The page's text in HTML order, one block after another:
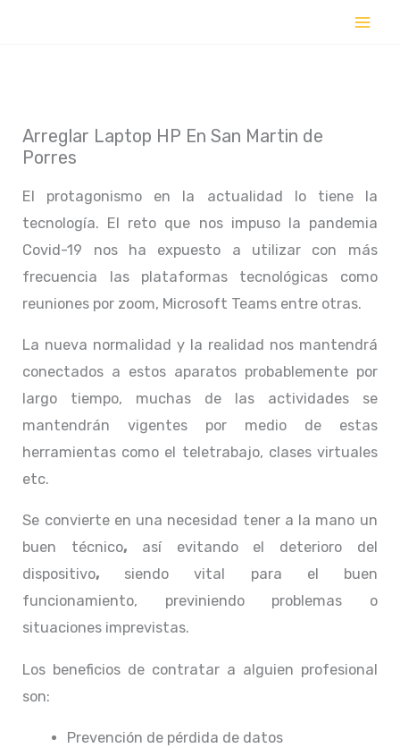
Arreglar Laptop HP En San Martin de
Porres
El protagonismo en la actualidad lo tiene la
tecnología. El reto que nos impuso la pandemia
Covid-19 nos ha expuesto a utilizar con más
frecuencia las plataformas tecnológicas como
reuniones por zoom, Microsoft Teams entre otras.
La nueva normalidad y la realidad nos mantendrá
conectados a estos aparatos probablemente por
largo tiempo, muchas de las actividades se
mantendrán vigentes por medio de estas
herramientas como el teletrabajo, clases virtuales
etc.
Se convierte en una necesidad tener a la mano un
buen técnico, así evitando el deterioro del
dispositivo, siendo vital para el buen
funcionamiento, previniendo problemas o
situaciones imprevistas.
Los beneficios de contratar a alguien profesional
son:
Prevención de pérdida de datos